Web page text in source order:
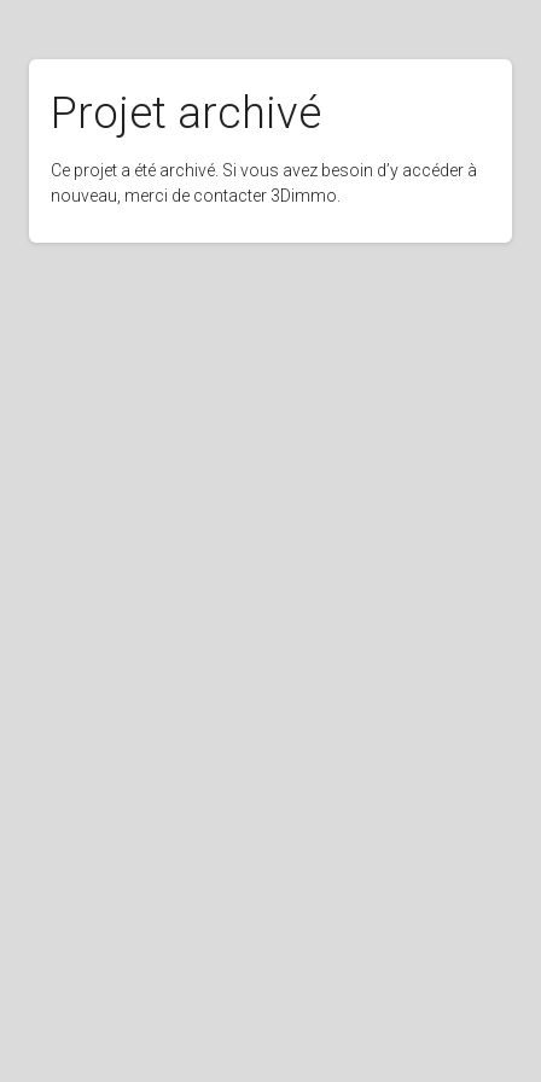
Projet archivé
Ce projet a été archivé. Si vous avez besoin d’y accéder à
nouveau, merci de contacter 3Dimmo.